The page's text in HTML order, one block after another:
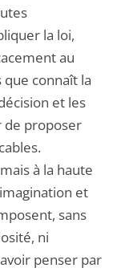
la loi,
au
connaît la
et les
de proposer
à la haute
et
sans
ni
penser par